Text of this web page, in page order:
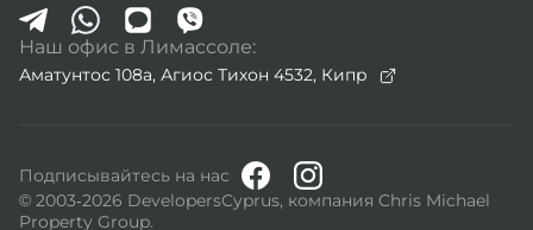
Наш офис в Лимассоле:
Аматунтос 108а, Агиос Тихон 4532, Кипр
Подписывайтесь на нас
© 2003-2026 DevelopersCyprus, компания Chris Michael
Property Group.